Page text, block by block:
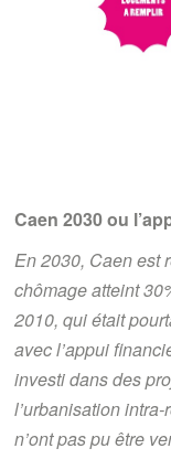
Caen 2030 ou
En 2030, Caen est
chômage atteint
2010, qui était
avec l’appui
investi dans des
l’urbanisation
n’ont pas pu être